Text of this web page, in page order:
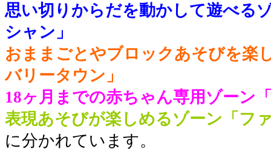
思い切りからだを動かして遊べる
シャン」
おままごとやブロックあそびを楽
バリータウン」
18ヶ月までの赤ちゃん専用ゾーン
表現あそびが楽しめるゾーン「フ
に分かれています。